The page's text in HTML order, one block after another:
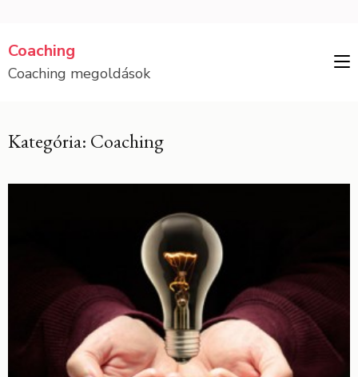
to
content
Coaching
Coaching megoldások
Kategória: Coaching